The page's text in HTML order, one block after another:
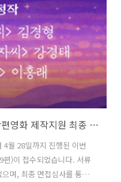
까지, 한독협을 창구 삼아
장 오래된 역사(?)를 지..
2026 전국평생학습도시협의회 단편영화 제작지원 최종 선정작 발표
월 28일까지 진행된 이번
)이 접수되었습니다. 서류
며, 최종 면접심사를 통해